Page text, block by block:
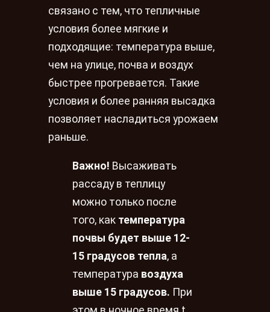
связано с тем, что тепличные
условия более мягкие и
подходящие: температура выше,
чем на улице, почва и воздух
быстрее прогревается. Такие
условия и более ранняя высадка
позволяет насладиться урожаем
раньше.
Важно! Высаживать
рассаду в теплицу
можно только после
того, как температура
почвы будет выше 12-
15 градусов тепла, а
температура воздуха
выше 15 градусов. При